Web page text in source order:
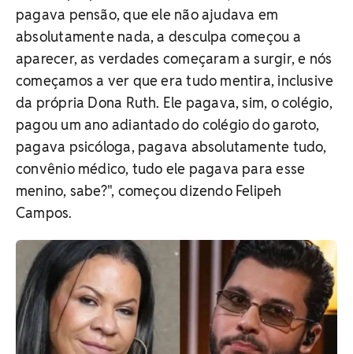
pagava pensão, que ele não ajudava em
absolutamente nada, a desculpa começou a
aparecer, as verdades começaram a surgir, e nós
começamos a ver que era tudo mentira, inclusive
da própria Dona Ruth. Ele pagava, sim, o colégio,
pagou um ano adiantado do colégio do garoto,
pagava psicóloga, pagava absolutamente tudo,
convênio médico, tudo ele pagava para esse
menino, sabe?", começou dizendo Felipeh
Campos.